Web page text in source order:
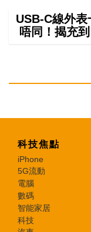
USB-C線外
唔同！揭充
科技焦點
iPhone
5G流動
電腦
數碼
智能家居
科技